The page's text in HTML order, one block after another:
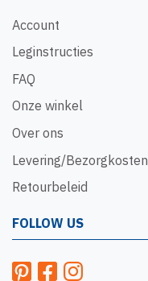
Account
Leginstructies
FAQ
Onze winkel
Over ons
Levering/Bezorgkosten
Retourbeleid
FOLLOW US